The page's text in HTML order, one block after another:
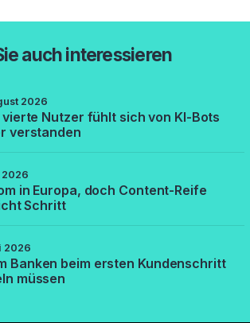
auch interessieren
2026
Nutzer fühlt sich von KI-Bots
verstanden
2026
in Europa, doch Content-Reife
Schritt
2026
Banken beim ersten Kundenschritt
müssen